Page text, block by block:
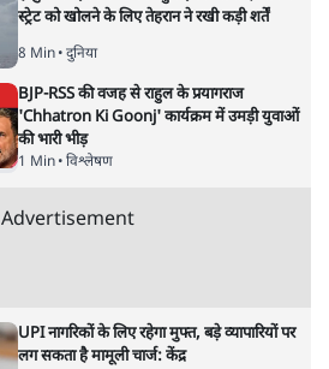
स्ट्रेट को खोलने के लिए तेहरान ने रखी कड़ी शर्तें
8 Min• दुनिया
BJP-RSS की वजह से राहुल के प्रयागराज
'Chhatron Ki Goonj' कार्यक्रम में उमड़ी युवाओं
की भारी भीड़
1 Min• विश्लेषण
Advertisement
UPI नागरिकों के लिए रहेगा मुफ्त, बड़े व्यापारियों पर
लग सकता है मामूली चार्ज: केंद्र